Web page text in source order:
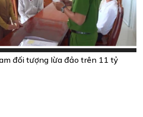
đối tượng lừa đảo trên 11 tỷ